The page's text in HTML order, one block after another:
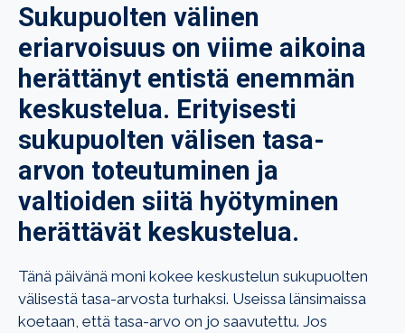
Sukupuolten välinen
eriarvoisuus on viime aikoina
herättänyt entistä enemmän
keskustelua. Erityisesti
sukupuolten välisen tasa-
arvon toteutuminen ja
valtioiden siitä hyötyminen
herättävät keskustelua.
Tänä päivänä moni kokee keskustelun sukupuolten
välisestä tasa-arvosta turhaksi. Useissa länsimaissa
koetaan, että tasa-arvo on jo saavutettu. Jos